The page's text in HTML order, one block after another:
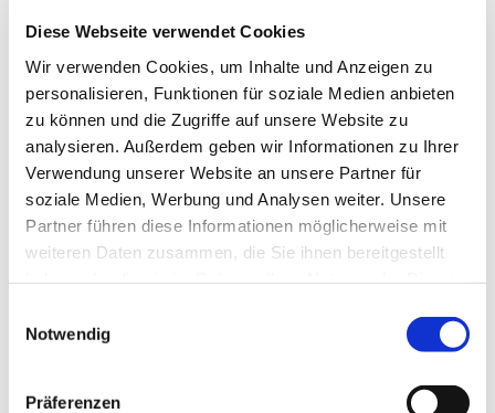
Diese Webseite verwendet Cookies
Wir verwenden Cookies, um Inhalte und Anzeigen zu
personalisieren, Funktionen für soziale Medien anbieten
zu können und die Zugriffe auf unsere Website zu
analysieren. Außerdem geben wir Informationen zu Ihrer
Verwendung unserer Website an unsere Partner für
soziale Medien, Werbung und Analysen weiter. Unsere
Partner führen diese Informationen möglicherweise mit
weiteren Daten zusammen, die Sie ihnen bereitgestellt
Notwendig
Präferenzen
Maria Wöhler: Tel.: 02151 - 15 93 04
Email: woehlerm@gmx.de
Unkostenbeitrag 5 Euro